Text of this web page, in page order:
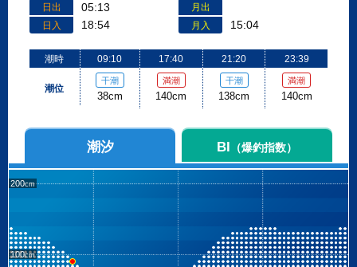
日出 05:13
日入 18:54
月出
月入
15:04
潮時
潮位
09:10
干潮
38cm
17:40
満潮
140cm
21:20
干潮
138cm
23:39
満潮
140cm
潮汐 BI （爆釣指数）
200
100